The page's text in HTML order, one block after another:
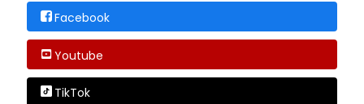
Facebook
Youtube
TikTok